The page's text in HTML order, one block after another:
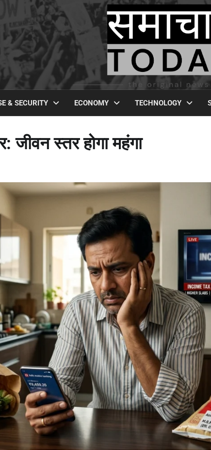
& SECURITY ECONOMY TECHNOLOGY
जीवन स्तर होगा महंगा